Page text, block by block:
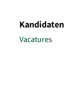
Kandidaten
Vacatures